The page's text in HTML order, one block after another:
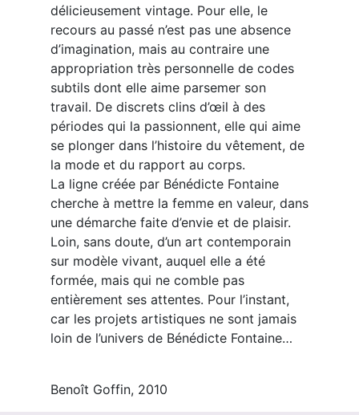
délicieusement vintage. Pour elle, le
recours au passé n’est pas une absence
d’imagination, mais au contraire une
appropriation très personnelle de codes
subtils dont elle aime parsemer son
travail. De discrets clins d’œil à des
périodes qui la passionnent, elle qui aime
se plonger dans l’histoire du vêtement, de
la mode et du rapport au corps.
La ligne créée par Bénédicte Fontaine
cherche à mettre la femme en valeur, dans
une démarche faite d’envie et de plaisir.
Loin, sans doute, d’un art contemporain
sur modèle vivant, auquel elle a été
formée, mais qui ne comble pas
entièrement ses attentes. Pour l’instant,
car les projets artistiques ne sont jamais
loin de l’univers de Bénédicte Fontaine…
Benoît Goffin, 2010